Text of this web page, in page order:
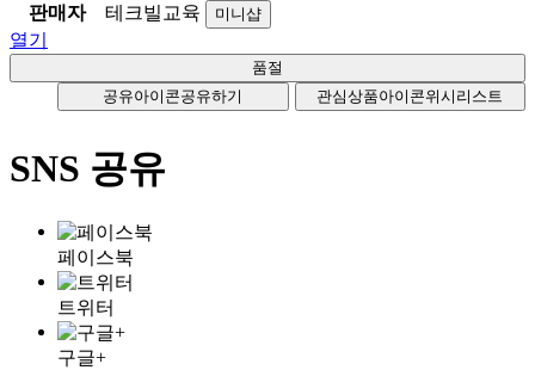
판매자
테크빌교육 미니샵
열기
공유아이콘공유하기 관심상품아이콘위시리스트
SNS 공유
페이스북
트위터
구글+